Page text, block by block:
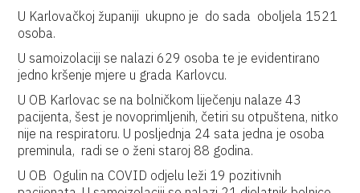
U Karlovačkoj županiji ukupno je do sada oboljela 1521
osoba.
U samoizolaciji se nalazi 629 osoba te je evidentirano
jedno kršenje mjere u grada Karlovcu.
U OB Karlovac se na bolničkom liječenju nalaze 43
pacijenta, šest je novoprimljenih, četiri su otpuštena, nitko
nije na respiratoru. U posljednja 24 sata jedna je osoba
preminula, radi se o ženi staroj 88 godina.
U OB Ogulin na COVID odjelu leži 19 pozitivnih